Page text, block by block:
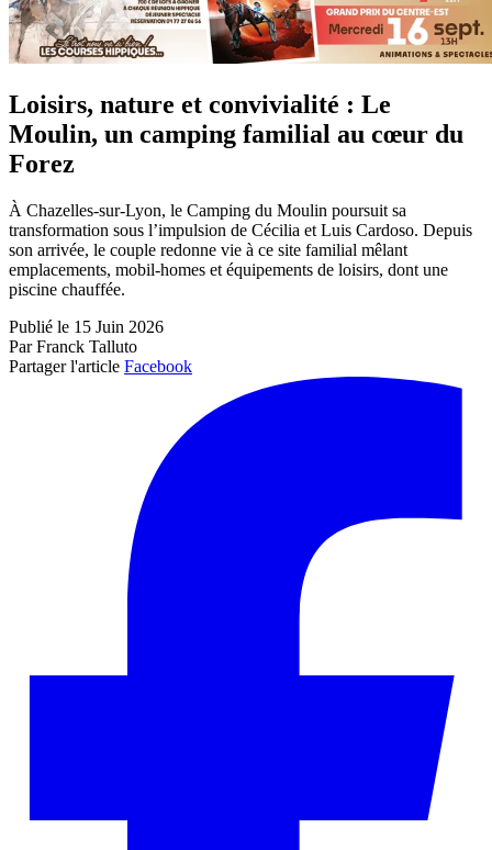
Loisirs, nature et convivialité : Le
Moulin, un camping familial au cœur du
Forez
À Chazelles-sur-Lyon, le Camping du Moulin poursuit sa
transformation sous l’impulsion de Cécilia et Luis Cardoso. Depuis
son arrivée, le couple redonne vie à ce site familial mêlant
emplacements, mobil-homes et équipements de loisirs, dont une
piscine chauffée.
Publié le 15 Juin 2026
Par Franck Talluto
Partager l'article Facebook